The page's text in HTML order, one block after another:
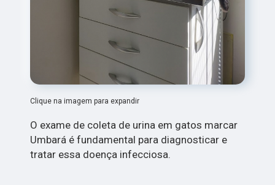
Clique na imagem para expandir
O exame de coleta de urina em gatos marcar
Umbará é fundamental para diagnosticar e
tratar essa doença infecciosa.